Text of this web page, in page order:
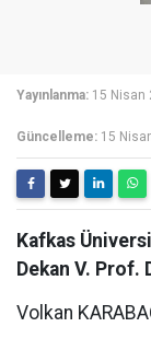
Yayınlanma: 15 Nisan
Güncelleme: 15
Kafkas
Dekan V. Prof.
Volkan